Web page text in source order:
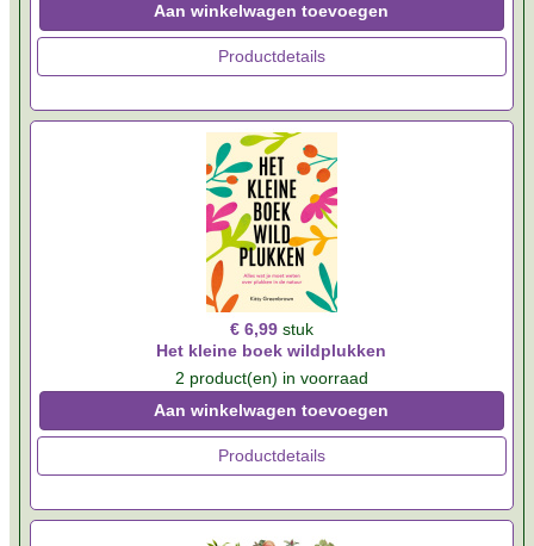
Aan winkelwagen toevoegen
Productdetails
€ 6,99 stuk
Het kleine boek wildplukken
2 product(en) in voorraad
Aan winkelwagen toevoegen
Productdetails